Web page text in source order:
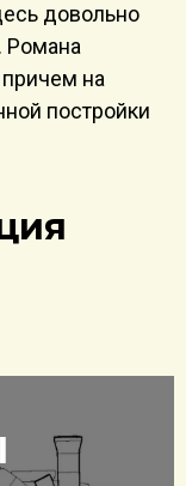
довольно
Романа
на
постройки